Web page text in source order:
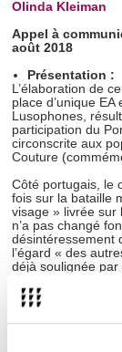
Olinda Kleiman
Appel à
août 2018
Présentation :
L’élaboration de
place d’unique
Lusophones,
participation du
circonscrite aux
Couture
Côté portugais, le
fois sur la bataille
visage » livrée sur
n’a pas changé
désintéressement
l’égard « des
déjà soulignée par
consacrés à la
». On en jugera à
cérémonies du 9